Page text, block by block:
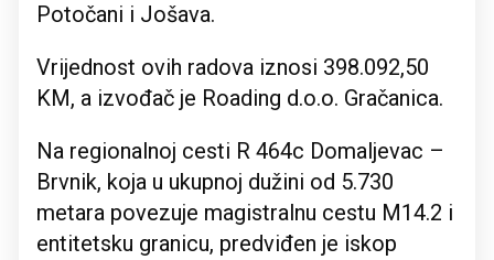
Potočani i Jošava.
Vrijednost ovih radova iznosi 398.092,50
KM, a izvođač je Roading d.o.o. Gračanica.
Na regionalnoj cesti R 464c Domaljevac –
Brvnik, koja u ukupnoj dužini od 5.730
metara povezuje magistralnu cestu M14.2 i
entitetsku granicu, predviđen je iskop